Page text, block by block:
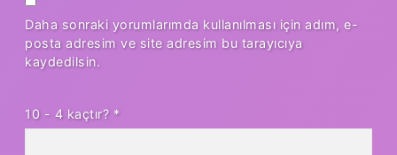
Daha sonraki yorumlarımda kullanılması için adım, e-
posta adresim ve site adresim bu tarayıcıya
kaydedilsin.
10 - 4 kaçtır? *